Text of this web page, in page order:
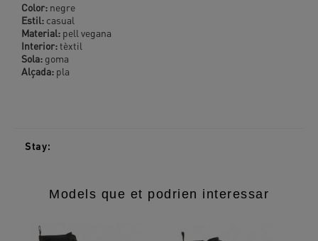
Color: negre
Estil: casual
Material: pell vegana
Interior:tèxtil
Sola: goma
Alçada: pla
Stay:
Models que et podrien interessar